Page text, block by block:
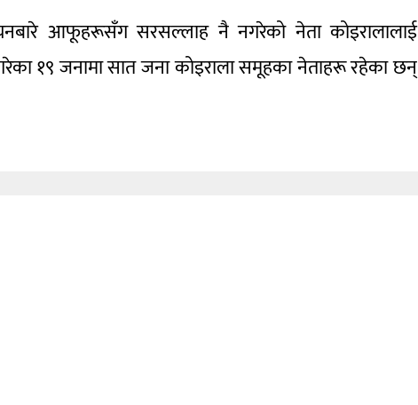
आफूहरूसँग सरसल्लाह नै नगरेको नेता कोइरालालाई
१९ जनामा सात जना कोइराला समूहका नेताहरू रहेका छन्